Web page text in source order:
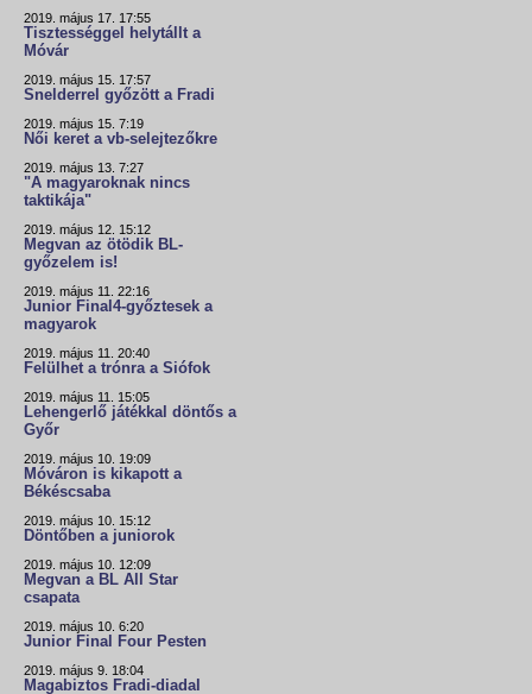
2019. május 17. 17:55
Tisztességgel helytállt a
Móvár
2019. május 15. 17:57
Snelderrel győzött a Fradi
2019. május 15. 7:19
Női keret a vb-selejtezőkre
2019. május 13. 7:27
"A magyaroknak nincs
taktikája"
2019. május 12. 15:12
Megvan az ötödik BL-
győzelem is!
2019. május 11. 22:16
Junior Final4-győztesek a
magyarok
2019. május 11. 20:40
Felülhet a trónra a Siófok
2019. május 11. 15:05
Lehengerlő játékkal döntős a
Győr
2019. május 10. 19:09
Móváron is kikapott a
Békéscsaba
2019. május 10. 15:12
Döntőben a juniorok
2019. május 10. 12:09
Megvan a BL All Star
csapata
2019. május 10. 6:20
Junior Final Four Pesten
2019. május 9. 18:04
Magabiztos Fradi-diadal